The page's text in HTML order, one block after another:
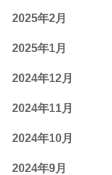
2025年2月
2025年1月
2024年12月
2024年11月
2024年10月
2024年9月